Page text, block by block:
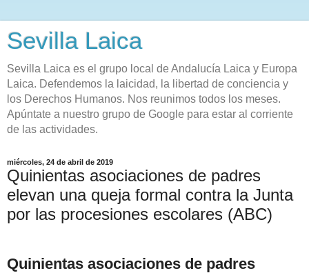
Sevilla Laica
Sevilla Laica es el grupo local de Andalucía Laica y Europa
Laica. Defendemos la laicidad, la libertad de conciencia y
los Derechos Humanos. Nos reunimos todos los meses.
Apúntate a nuestro grupo de Google para estar al corriente
de las actividades.
miércoles, 24 de abril de 2019
Quinientas asociaciones de padres
elevan una queja formal contra la Junta
por las procesiones escolares (ABC)
Quinientas asociaciones de padres